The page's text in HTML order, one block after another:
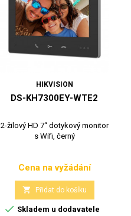
HIKVISION
DS-KH7300EY-WTE2
2-žilový HD 7“ dotykový monitor
s Wifi, černý
Cena
Cena na vyžádání
 Přidat do košíku
 Skladem u dodavatele